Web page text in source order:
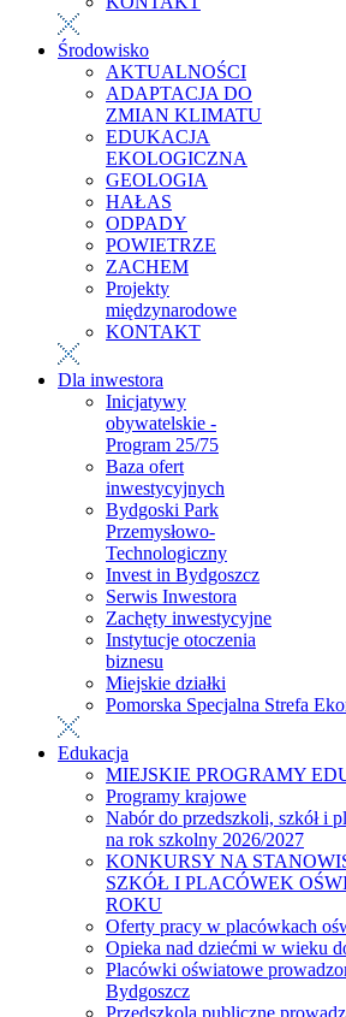
Środowisko
AKTUALNOŚCI
ADAPTACJA DO
ZMIAN KLIMATU
EDUKACJA
EKOLOGICZNA
GEOLOGIA
HAŁAS
ODPADY
POWIETRZE
ZACHEM
Projekty
międzynarodowe
KONTAKT
Dla inwestora
Inicjatywy
obywatelskie -
Program 25/75
Baza ofert
inwestycyjnych
Bydgoski Park
Przemysłowo-
Technologiczny
Invest in Bydgoszcz
Serwis Inwestora
Zachęty inwestycyjne
Instytucje otoczenia
biznesu
Miejskie działki
Pomorska Specjalna Strefa
Edukacja
MIEJSKIE PROGRAMY
Programy krajowe
Nabór do przedszkoli, szkół i
na rok szkolny 2026/2027
KONKURSY NA
SZKÓŁ I PLACÓWEK
ROKU
Oferty pracy w placówkach
Opieka nad dziećmi w wieku
Placówki oświatowe
Bydgoszcz